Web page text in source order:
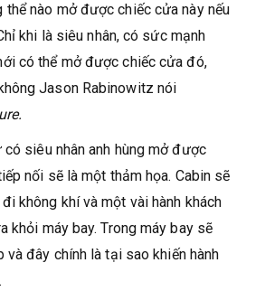
thể nào mở được chiếc cửa này nếu
khi là siêu nhân, có sức mạnh
có thể mở được chiếc cửa đó,
Jason Rabinowitz nói
có siêu nhân anh hùng mở được
nối sẽ là một thảm họa. Cabin sẽ
không khí và một vài hành khách
khỏi máy bay. Trong máy bay sẽ
và đây chính là tại sao khiến hành